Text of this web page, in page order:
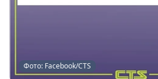
Фото: Facebook/CTS